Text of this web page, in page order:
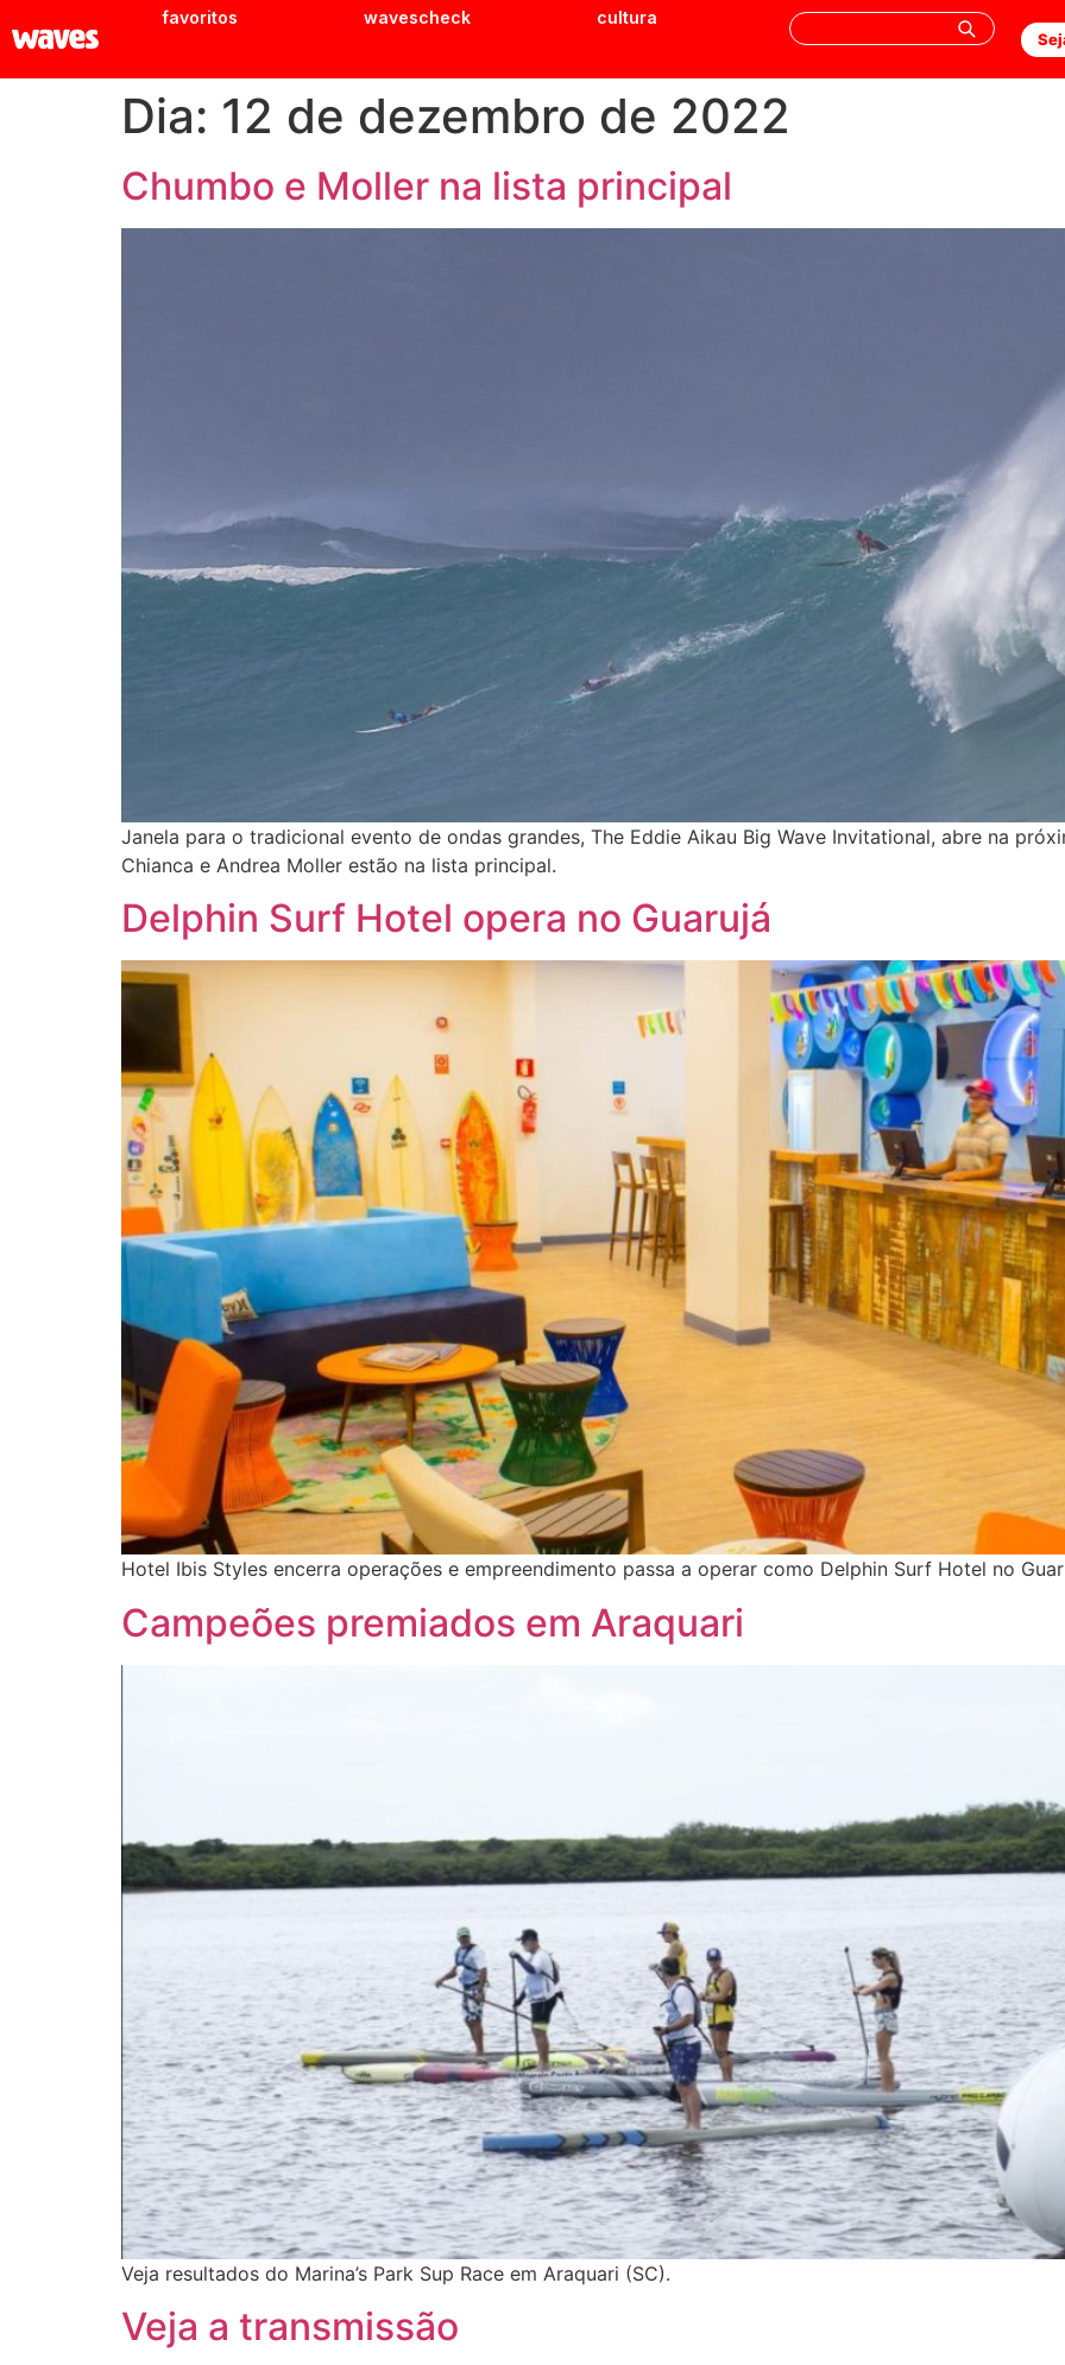
favoritos wavescheck cultura
Dia: 12 de dezembro de 2022
Chumbo e Moller na lista principal
Janela para o tradicional evento de ondas grandes, The Eddie Aikau Big Wave Invitational, abre na
Chianca e Andrea Moller estão na lista principal.
Delphin Surf Hotel opera no Guarujá
Hotel Ibis Styles encerra operações e empreendimento passa a operar como Delphin Surf Hotel no
Campeões premiados em Araquari
Veja resultados do Marina’s Park Sup Race em Araquari (SC).
Veja a transmissão